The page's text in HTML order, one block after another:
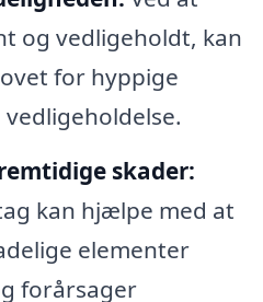
og vedligeholdt, kan
for hyppige
skader:
kan hjælpe med at
elementer
forårsager